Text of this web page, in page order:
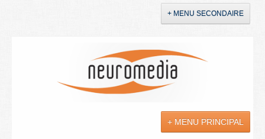
+ MENU SECONDAIRE
+ MENU PRINCIPAL